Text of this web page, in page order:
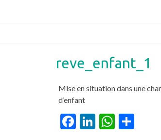
reve_enfant_1
Mise en situation dans une
d’enfant
Facebook
LinkedIn